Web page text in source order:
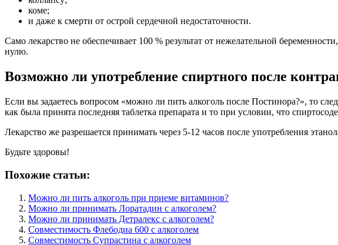
коме;
и даже к смерти от острой сердечной недостаточности.
Само лекарство не обеспечивает 100 % результат от нежелательной
нулю.
Возможно ли употребление спиртного после
Если вы задаетесь вопросом «можно ли пить алкоголь после Постинора?», то
как была принята последняя таблетка препарата и то при условии, что
Лекарство же разрешается принимать через 5-12 часов после употребления
Будьте здоровы!
Похожие статьи:
Можно ли пить алкоголь при приеме витаминов?
Можно ли принимать Лоратадин с алкоголем?
Можно ли принимать Детралекс с алкоголем?
Совместимость Флебодиа 600 с алкоголем
Совместимость Супрастина с алкоголем